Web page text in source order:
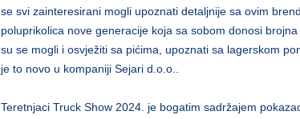
se svi zainteresirani mogli upoznati detaljnije sa ovim
poluprikolica nove generacije koja sa sobom donosi
su se mogli i osvježiti sa pićima, upoznati sa lagerskom
je to novo u kompaniji Sejari d.o.o..
Teretnjaci Truck Show 2024. je bogatim sadržajem